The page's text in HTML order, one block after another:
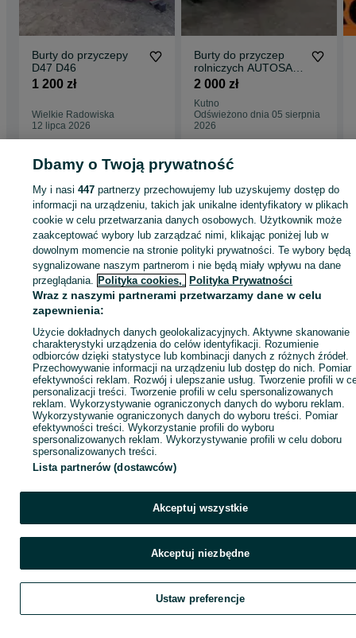
Burty do przyczepy
D47 D46
1 200 zł
Wielkie Radowiska
12 lipca 2026
Burty do przyczep
rolniczych AUTOSAN
IFA BRANDYSS
2 000 zł
Kutno
Odświeżono dnia 05 sierpnia
2026
rolniczych - Wielkopolskie
Części do maszyn rolniczych - Września
KATEGORIA
ID:1001817433 Wyświetlenia:
Dbamy o Twoją prywatność
My i nasi447 partnerzy przechowujemy lub uzyskujemy dostęp do
informacji na urządzeniu, takich jak unikalne identyfikatory w plikach
cookie w celu przetwarzania danych osobowych. Użytkownik może
zaakceptować wybory lub zarządzać nimi, klikając poniżej lub w
dowolnym momencie na stronie polityki prywatności. Te wybory będą
sygnalizowane naszym partnerom i nie będą miały wpływu na dane
przeglądania. Polityka cookies, Polityka Prywatności
Wraz z naszymi partnerami przetwarzamy dane w celu
zapewnienia:
Użycie dokładnych danych geolokalizacyjnych. Aktywne skanowanie
charakterystyki urządzenia do celów identyfikacji. Rozumienie
odbiorców dzięki statystyce lub kombinacji danych z różnych źródeł.
Przechowywanie informacji na urządzeniu lub dostęp do nich. Pomiar
efektywności reklam. Rozwój i ulepszanie usług. Tworzenie profili w
personalizacji treści. Tworzenie profili w celu spersonalizowanych
reklam. Wykorzystywanie ograniczonych danych do wyboru reklam.
Wykorzystywanie ograniczonych danych do wyboru treści. Pomiar
efektywności treści. Wykorzystanie profili do wyboru
spersonalizowanych reklam. Wykorzystywanie profili w celu doboru
spersonalizowanych treści.
Lista partnerów (dostawców)
Akceptuj wszystkie
Akceptuj niezbędne
Ustaw preferencje